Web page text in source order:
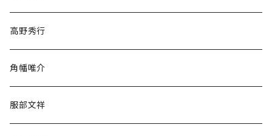
随筆・ノンフィクション・その他
高野秀行
角幡唯介
服部文祥